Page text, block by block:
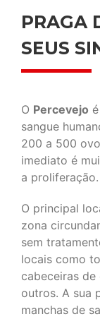
PRAGA
SEUS
O Percevejo
sangue
200 a 500
imediato é
a proliferação.
O principal
zona
sem
locais como
cabeceiras
outros. A sua
manchas de